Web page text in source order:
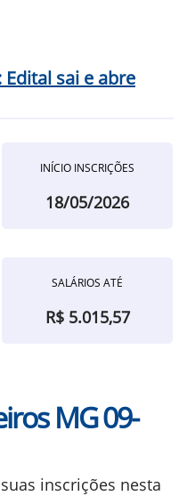
Edital sai e abre
INÍCIO INSCRIÇÕES
18/05/2026
SALÁRIOS ATÉ
R$ 5.015,57
MG 09-
inscrições nesta